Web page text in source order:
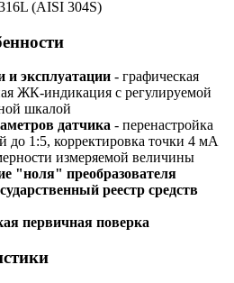
(AISI 304S)
и эксплуатации - графическая
ЖК-индикация с регулируемой
шкалой
датчика - перенастройка
до 1:5, корректировка точки 4 мА
измеряемой величины
"ноля" преобразователя
реестр средств
первичная поверка